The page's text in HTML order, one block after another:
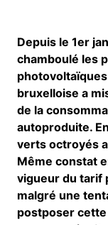
Depuis le 1er
chamboulé les
bruxelloise a
de la
autoproduite.
verts octroyés
Même constat
vigueur du tarif
malgré une
postposer cette